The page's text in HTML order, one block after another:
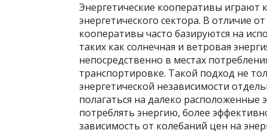
Энергетические кооперативы
энергетического сектора. В отличие
кооперативы часто базируются на
таких как солнечная и ветровая
непосредственно в местах
транспортировке. Такой подход не
энергетической независимости
полагаться на далеко
потреблять энергию, более
зависимость от колебаний цен на